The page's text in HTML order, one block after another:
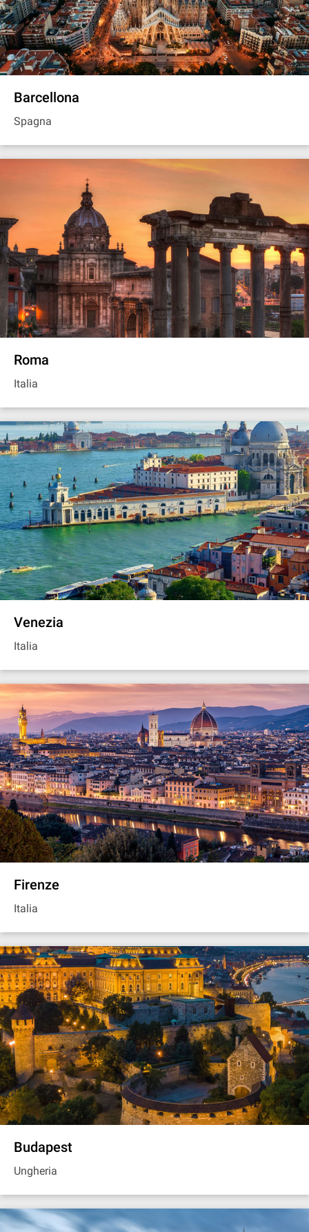
Barcellona
Spagna
Roma
Italia
Venezia
Italia
Firenze
Italia
Budapest
Ungheria